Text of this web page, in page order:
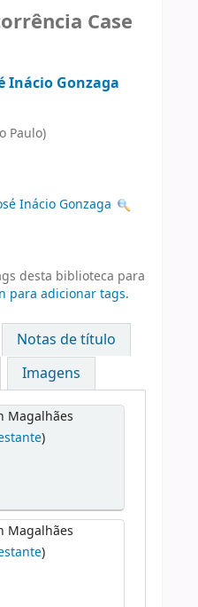
Case
Inácio Gonzaga
Paulo)
Inácio Gonzaga
desta biblioteca para
para adicionar tags.
Notas de título
Imagens
Magalhães
)
Magalhães
)